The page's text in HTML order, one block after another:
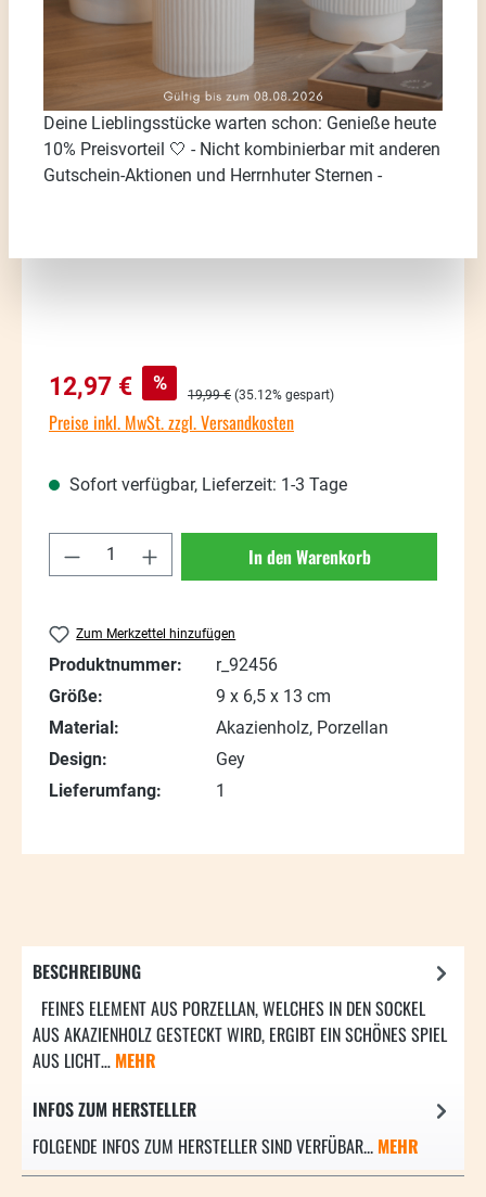
Bildergalerie überspringen
Verkaufspreis:
12,97 € % Regulärer Preis:
19,99 € (35.12% gespart)
Preise inkl. MwSt. zzgl. Versandkosten
Sofort verfügbar, Lieferzeit: 1-3 Tage
Produkt Anzahl: Gib den gewünschten
In den Warenkorb
Zum Merkzettel hinzufügen
Produktnummer:
r_92456
Größe:
9 x 6,5 x 13 cm
Material:
Akazienholz, Porzellan
Design:
Gey
Lieferumfang:
1
BESCHREIBUNG
FEINES ELEMENT AUS PORZELLAN, WELCHES IN DEN SOCKEL
AUS AKAZIENHOLZ GESTECKT WIRD, ERGIBT EIN SCHÖNES SPIEL
AUS LICHT… MEHR
INFOS ZUM HERSTELLER
FOLGENDE INFOS ZUM HERSTELLER SIND VERFÜBAR... MEHR
Deine Lieblingsstücke warten schon: Genieße heute
10% Preisvorteil 🤍 - Nicht kombinierbar mit anderen
Gutschein-Aktionen und Herrnhuter Sternen -